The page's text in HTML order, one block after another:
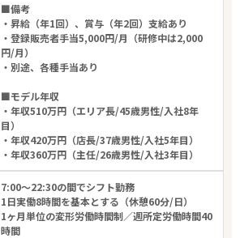
■備考
・昇給（年1回）、賞与（年2回）支給あり
・登録販売者手当5,000円/月（研修中は2,000
円/月）
・別途、各種手当あり
■モデル年収
・年収510万円（エリア長/45歳男性/入社8年
目）
・年収420万円（店長/37歳男性/入社5年目）
・年収360万円（主任/26歳男性/入社3年目）
7:00～22:30の間でシフト勤務
1日実働8時間を基本とする（休憩60分/日）
1ヶ月単位の変形労働時間制／週所定労働時間40
時間